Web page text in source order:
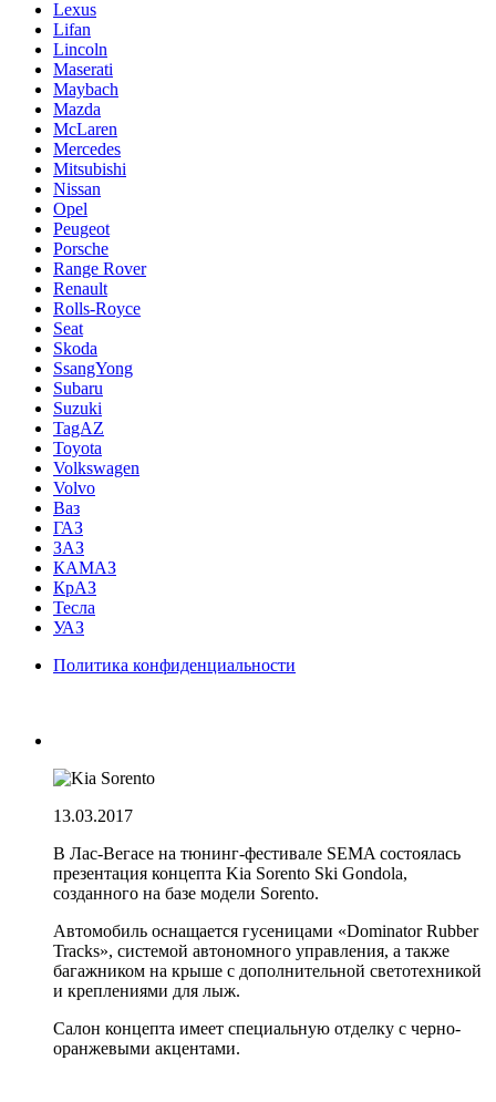
Lexus
Lifan
Lincoln
Maserati
Maybach
Mazda
McLaren
Mercedes
Mitsubishi
Nissan
Opel
Peugeot
Porsche
Range Rover
Renault
Rolls-Royce
Seat
Skoda
SsangYong
Subaru
Suzuki
TagAZ
Toyota
Volkswagen
Volvo
Ваз
ГАЗ
ЗАЗ
КАМАЗ
КрАЗ
Тесла
УАЗ
Политика конфиденциальности
13.03.2017
В Лас-Вегасе на тюнинг-фестивале SEMA состоялась
презентация концепта Kia Sorento Ski Gondola,
созданного на базе модели Sorento.
Автомобиль оснащается гусеницами «Dominator Rubber
Tracks», системой автономного управления, а также
багажником на крыше с дополнительной светотехникой
и креплениями для лыж.
Салон концепта имеет специальную отделку с черно-
оранжевыми акцентами.